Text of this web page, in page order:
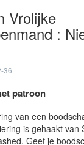
Vrolijke
:
36
patroon
van een
is gehaakt van
Geef je